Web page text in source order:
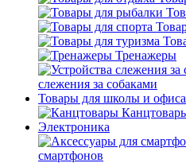
Тренажеры
слежения за собаками
Товары для школы и офиса
Электроника
смартфонов